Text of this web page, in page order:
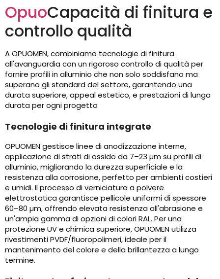
OpuoCapacità di finitura e
controllo qualità
A OPUOMEN, combiniamo tecnologie di finitura
all'avanguardia con un rigoroso controllo di qualità per
fornire profili in alluminio che non solo soddisfano ma
superano gli standard del settore, garantendo una
durata superiore, appeal estetico, e prestazioni di lunga
durata per ogni progetto
Tecnologie di finitura integrate
OPUOMEN gestisce linee di anodizzazione interne,
applicazione di strati di ossido da 7–23 µm su profili di
alluminio, migliorando la durezza superficiale e la
resistenza alla corrosione, perfetto per ambienti costieri
e umidi. Il processo di verniciatura a polvere
elettrostatica garantisce pellicole uniformi di spessore
60–80 µm, offrendo elevata resistenza all'abrasione e
un'ampia gamma di opzioni di colori RAL. Per una
protezione UV e chimica superiore, OPUOMEN utilizza
rivestimenti PVDF/fluoropolimeri, ideale per il
mantenimento del colore e della brillantezza a lungo
termine.